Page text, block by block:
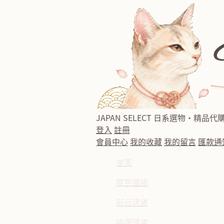
JAPAN SELECT 日系選物・精品代
登入 註冊
會員中心我的收藏我的留言 匯款
首頁
東京連線
新品現貨
特價現貨